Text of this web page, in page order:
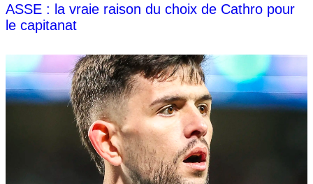
ASSE : la vraie raison du choix de Cathro pour
le capitanat